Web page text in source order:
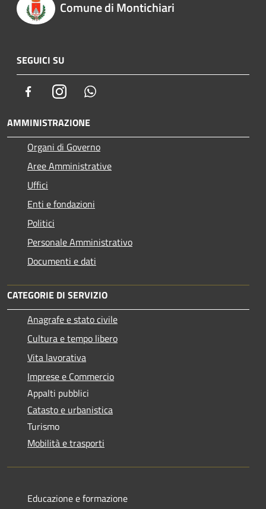
Comune di Montichiari
SEGUICI SU
FacebookInstagram
AMMINISTRAZIONE
Organi di Governo
Aree Amministrative
Uffici
Enti e fondazioni
Politici
Personale Amministrativo
Documenti e dati
CATEGORIE DI SERVIZIO
Anagrafe e stato civile
Cultura e tempo libero
Vita lavorativa
Imprese e Commercio
Appalti pubblici
Catasto e urbanistica
Turismo
Mobilità e trasporti
Educazione e formazione